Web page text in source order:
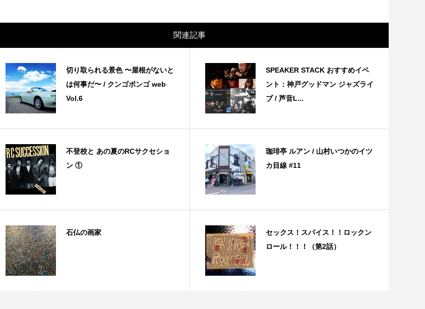
関連記事
切り取られる景色 〜屋根がないと
は何事だ〜 / クンゴボンゴ web
Vol.6
SPEAKER STACK おすすめイベ
ント：神戸グッドマン ジャズライ
ブ / 芦音L...
不登校と あの夏のRCサクセショ
ン ①
珈琲亭 ルアン / 山村いつかのイツ
カ目線 #11
石仏の画家
セックス！スパイス！！ロックン
ロール！！！（第2話）
映画レビュー ～森の熊さん大好き、駆除
反対ムーヴの暇人は見てみましょ...
映画レビュー ～設定出オチのわけわから
ん映画「壁の女」～